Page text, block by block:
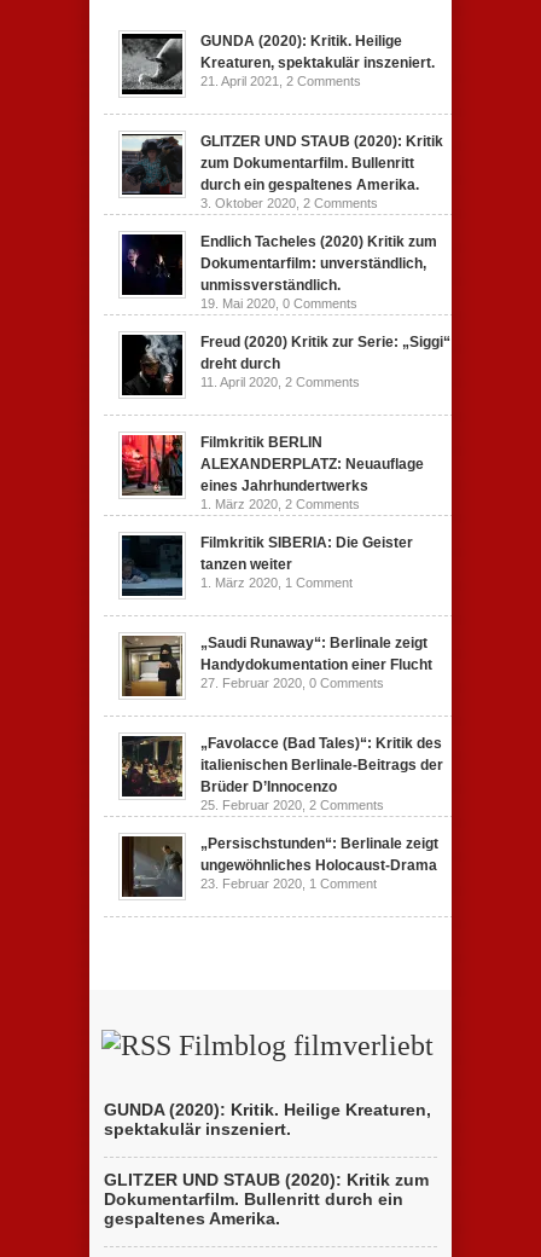
GUNDA (2020): Kritik. Heilige
Kreaturen, spektakulär inszeniert.
21. April 2021, 2 Comments
GLITZER UND STAUB (2020): Kritik
zum Dokumentarfilm. Bullenritt
durch ein gespaltenes Amerika.
3. Oktober 2020, 2 Comments
Endlich Tacheles (2020) Kritik zum
Dokumentarfilm: unverständlich,
unmissverständlich.
19. Mai 2020, 0 Comments
Freud (2020) Kritik zur Serie: „Siggi“
dreht durch
11. April 2020, 2 Comments
Filmkritik BERLIN
ALEXANDERPLATZ: Neuauflage
eines Jahrhundertwerks
1. März 2020, 2 Comments
Filmkritik SIBERIA: Die Geister
tanzen weiter
1. März 2020, 1 Comment
„Saudi Runaway“: Berlinale zeigt
Handydokumentation einer Flucht
27. Februar 2020, 0 Comments
„Favolacce (Bad Tales)“: Kritik des
italienischen Berlinale-Beitrags der
Brüder D’Innocenzo
25. Februar 2020, 2 Comments
„Persischstunden“: Berlinale zeigt
ungewöhnliches Holocaust-Drama
23. Februar 2020, 1 Comment
Filmblog filmverliebt
GUNDA (2020): Kritik. Heilige Kreaturen,
spektakulär inszeniert.
GLITZER UND STAUB (2020): Kritik zum
Dokumentarfilm. Bullenritt durch ein
gespaltenes Amerika.